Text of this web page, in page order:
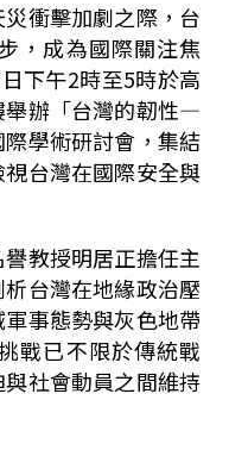
衝擊加劇之際，台
，成為國際關注焦
日下午2時至5時於高
舉辦「台灣的韌性—
學術研討會，集結
台灣在國際安全與
教授明居正擔任主
台灣在地緣政治壓
事態勢與灰色地帶
戰已不限於傳統戰
社會動員之間維持